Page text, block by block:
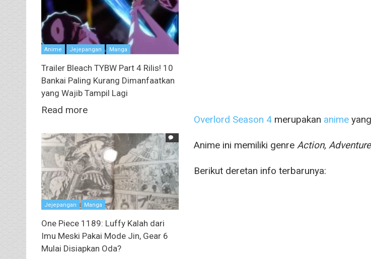
Overlord Season 4merupakan anime
Anime ini memiliki genreAction,
Berikut deretan info terbarunya:
Anime Jejepangan Manga
Trailer Bleach TYBW Part 4 Rilis! 10
Bankai Paling Kurang Dimanfaatkan
yang Wajib Tampil Lagi
Read more
Jejepangan Manga
One Piece 1189: Luffy Kalah dari
Imu Meski Pakai Mode Jin, Gear 6
Mulai Disiapkan Oda?